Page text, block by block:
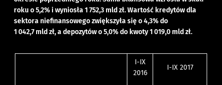
roku o 5,2% i wyniosła 1 752,3 mld zł. Wartość kredytów dla
sektora niefinansowego zwiększyła się o 4,3% do
1 042,7 mld zł, a depozytów o 5,0% do kwoty 1 019,0 mld zł.
I-IX
2016
I-IX 2017